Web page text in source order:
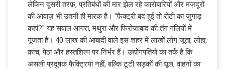
लेकिन दूसरी तरफ़, प्रतिबंधों की मार झेल रहे कारोबारियों और मज़दूरों
की आवाज़ भी उतनी ही मारक है। "फैक्ट्री बंद हुई तो रोटी का जुगाड़
कहां?" यह सवाल आगरा, मथुरा और फिरोजाबाद की तंग गलियों में
गूंजता है। 40 लाख की आबादी वाले इस शहर में लाखों लोग जूता, लोहा,
कांच, पेठा और हस्तशिल्प पर निर्भर हैं। उद्योगपतियों का तर्क है कि
असली प्रदूषक फैक्ट्रियां नहीं, बल्कि टूटी सड़कों की धूल, वाहनों का